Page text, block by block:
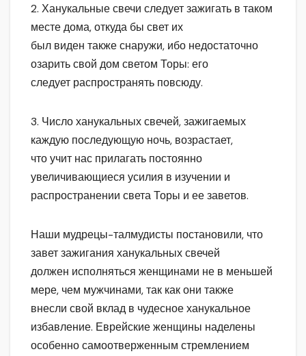
2. Ханукальные свечи следует зажигать в таком
месте дома, откуда бы свет их
был виден также снаружи, ибо недостаточно
озарить свой дом светом Торы: его
следует распространять повсюду.
3. Число ханукальных свечей, зажигаемых
каждую последующую ночь, возрастает,
что учит нас прилагать постоянно
увеличивающиеся усилия в изучении и
распространении света Торы и ее заветов.
Наши мудрецы-талмудисты постановили, что
завет зажигания ханукальных свечей
должен исполняться женщинами не в меньшей
мере, чем мужчинами, так как они также
внесли свой вклад в чудесное ханукальное
избавление. Еврейские женщины наделены
особенно самоотверженным стремлением